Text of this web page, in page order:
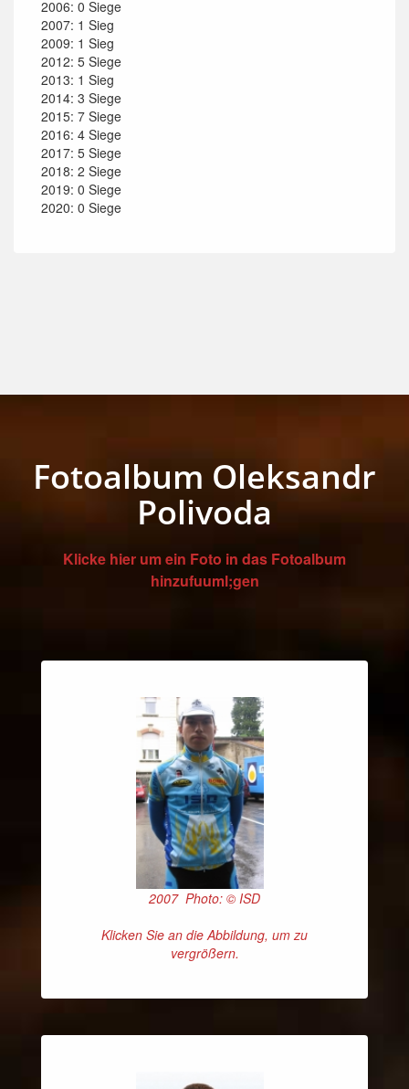
2006: 0 Siege
2007: 1 Sieg
2009: 1 Sieg
2012: 5 Siege
2013: 1 Sieg
2014: 3 Siege
2015: 7 Siege
2016: 4 Siege
2017: 5 Siege
2018: 2 Siege
2019: 0 Siege
2020: 0 Siege
Fotoalbum Oleksandr
Polivoda
Klicke hier um ein Foto in das Fotoalbum
hinzufuuml;gen
2007 Photo: © ISD
Klicken Sie an die Abbildung, um zu
vergrößern.